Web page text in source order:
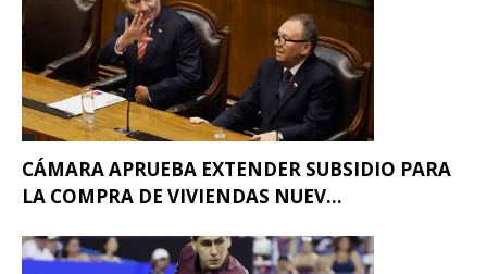
CÁMARA APRUEBA EXTENDER SUBSIDIO PARA
LA COMPRA DE VIVIENDAS NUEV...